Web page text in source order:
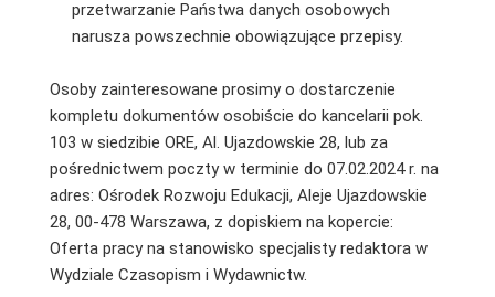
przetwarzanie Państwa danych osobowych
narusza powszechnie obowiązujące przepisy.
Osoby zainteresowane prosimy o dostarczenie
kompletu dokumentów osobiście do kancelarii pok.
103 w siedzibie ORE, Al. Ujazdowskie 28, lub za
pośrednictwem poczty w terminie do 07.02.2024 r. na
adres: Ośrodek Rozwoju Edukacji, Aleje Ujazdowskie
28, 00-478 Warszawa, z dopiskiem na kopercie:
Oferta pracy na stanowisko specjalisty redaktora w
Wydziale Czasopism i Wydawnictw.